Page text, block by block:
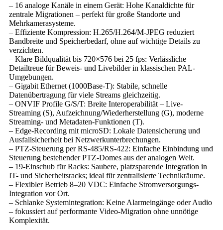
– 16 analoge Kanäle in einem Gerät: Hohe Kanaldichte für
zentrale Migrationen – perfekt für große Standorte und
Mehrkamerasysteme.
– Effiziente Kompression: H.265/H.264/M‑JPEG reduziert
Bandbreite und Speicherbedarf, ohne auf wichtige Details zu
verzichten.
– Klare Bildqualität bis 720×576 bei 25 fps: Verlässliche
Detailtreue für Beweis- und Livebilder in klassischen PAL-
Umgebungen.
– Gigabit Ethernet (1000Base‑T): Stabile, schnelle
Datenübertragung für viele Streams gleichzeitig.
– ONVIF Profile G/S/T: Breite Interoperabilität – Live-
Streaming (S), Aufzeichnung/Wiederherstellung (G), moderne
Streaming- und Metadaten-Funktionen (T).
– Edge-Recording mit microSD: Lokale Datensicherung und
Ausfallsicherheit bei Netzwerkunterbrechungen.
– PTZ-Steuerung per RS‑485/RS‑422: Einfache Einbindung und
Steuerung bestehender PTZ-Domes aus der analogen Welt.
– 19-Einschub für Racks: Saubere, platzsparende Integration in
IT- und Sicherheitsracks; ideal für zentralisierte Technikräume.
– Flexibler Betrieb 8–20 VDC: Einfache Stromversorgungs-
Integration vor Ort.
– Schlanke Systemintegration: Keine Alarmeingänge oder Audio
– fokussiert auf performante Video-Migration ohne unnötige
Komplexität.